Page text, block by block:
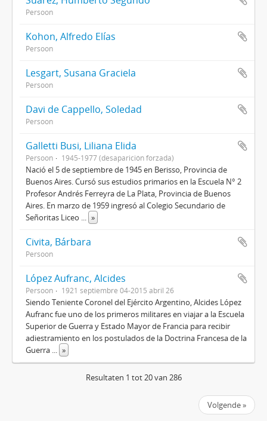
Persoon
Kohon, Alfredo Elías
Persoon
Lesgart, Susana Graciela
Persoon
Davi de Cappello, Soledad
Persoon
Galletti Busi, Liliana Elida
Persoon 1945-1977 (desaparición forzada)
Nació el 5 de septiembre de 1945 en Berisso, Provincia de
Buenos Aires. Cursó sus estudios primarios en la Escuela N° 2
Profesor Andrés Ferreyra de La Plata, Provincia de Buenos
Aires. En marzo de 1959 ingresó al Colegio Secundario de
Señoritas Liceo ... »
Civita, Bárbara
Persoon
López Aufranc, Alcides
Persoon 1921 septiembre 04-2015 abril 26
Siendo Teniente Coronel del Ejército Argentino, Alcides López
Aufranc fue uno de los primeros militares en viajar a la Escuela
Superior de Guerra y Estado Mayor de Francia para recibir
adiestramiento en los postulados de la Doctrina Francesa de la
Guerra ... »
Resultaten 1 tot 20 van 286
Volgende »